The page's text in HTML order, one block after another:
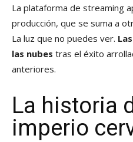
La plataforma de streaming
producción, que se suma a
La luz que no puedes ver.
las nubes tras el éxito
anteriores.
La historia
imperio